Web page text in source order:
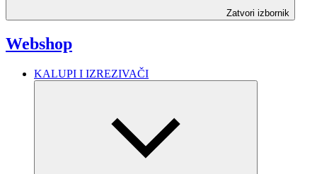
Zatvori izbornik
Webshop
KALUPI I IZREZIVAČI